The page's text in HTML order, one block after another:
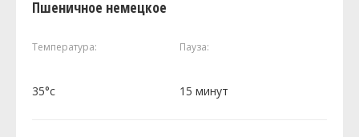
Пшеничное немецкое
Температура: Пауза:
35°c 15 минут